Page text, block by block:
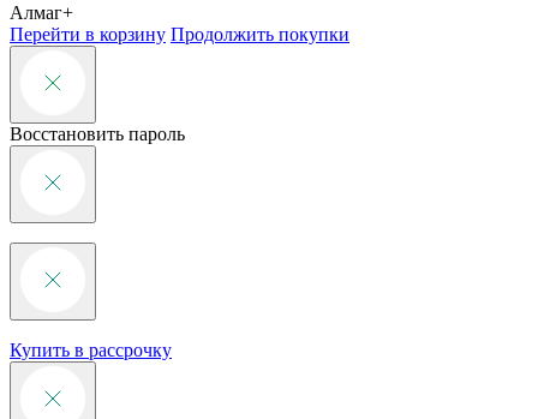
Алмаг+
Перейти в корзину Продолжить покупки
Восстановить пароль
Купить в рассрочку